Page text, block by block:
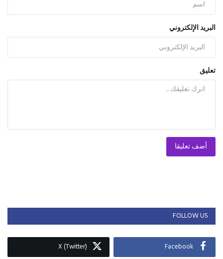
البريد الإلكتروني
تعليق
أضف تعليقا
FOLLOW US
Facebook
X (Twitter)